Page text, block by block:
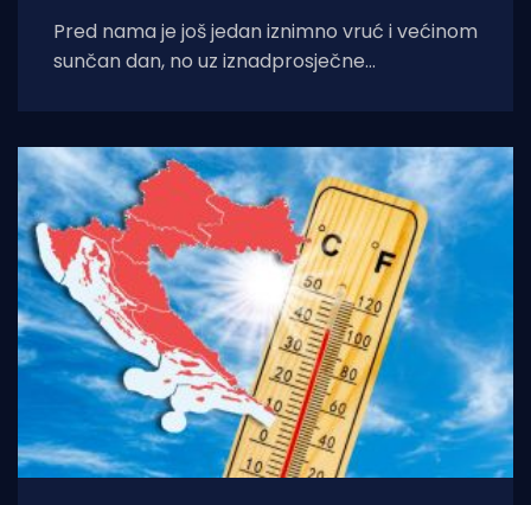
Pred nama je još jedan iznimno vruć i većinom
sunčan dan, no uz iznadprosječne